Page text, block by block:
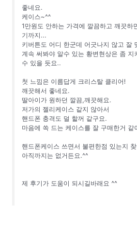
좋네요.
케이스~^^
1만원도 안하는 가격에 깔끔하고 깨끗하
기까지...
키버튼도 어디 한군데 어긋나지 않고 잘
계속 써봐야 알수 있는 황변현상은 좀 지
수 있을 듯요..
첫 느낌은 이름답게 크리스탈 클리어!
깨끗해서 좋네요.
딸아이가 원하던 깔끔,깨끗해요.
저가의 젤리케이스 같지 않아서
핸드폰 충격도 덜 할꺼 같구요.
마음에 쏙 드는 케이스를 잘 구매한거 같
핸드폰케이스 쓰면서 불편한점 있는지
아직까지는 없거든요.^^
제 후기가 도움이 되시길바래요 ^^